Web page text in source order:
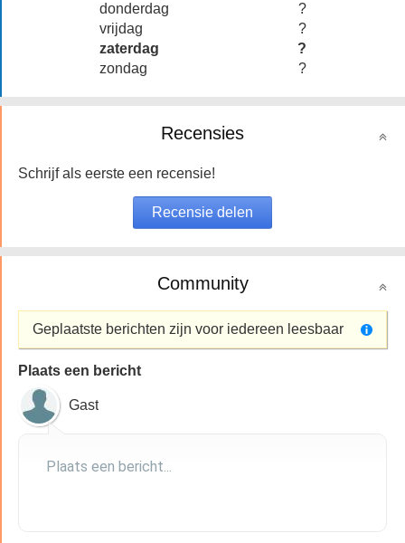
donderdag
?
vrijdag
?
zaterdag
?
zondag
?
Recensies
Schrijf als eerste een recensie!
Community
Geplaatste berichten zijn voor iedereen leesbaar
Plaats een bericht
Gast